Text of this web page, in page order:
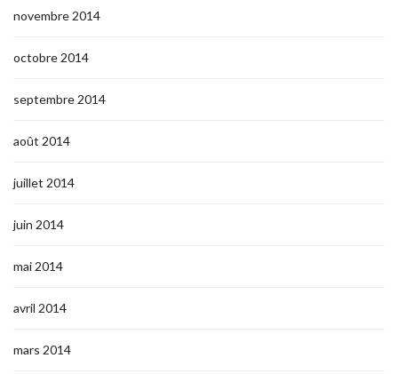
novembre 2014
octobre 2014
septembre 2014
août 2014
juillet 2014
juin 2014
mai 2014
avril 2014
mars 2014